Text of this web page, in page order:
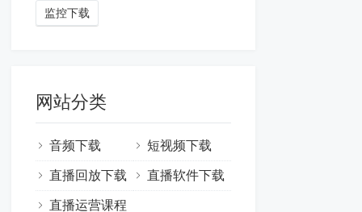
监控下载
网站分类
音频下载 短视频下载
直播回放下载 直播软件下载
直播运营课程